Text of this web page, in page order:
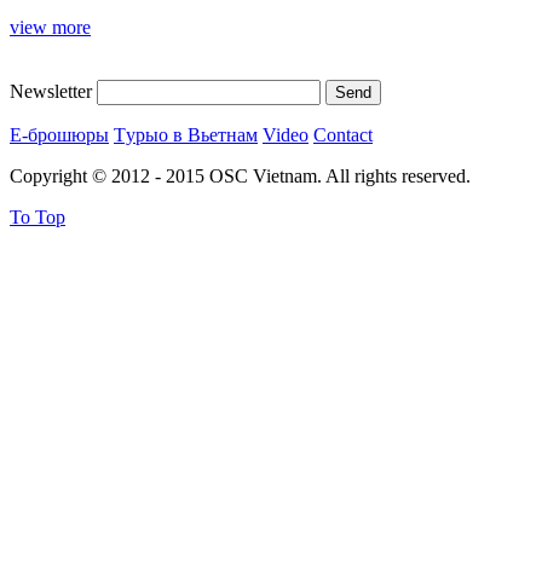
view more
Newsletter
Е-брошюры Tурыо в Вьетнам Video Contact
Copyright © 2012 - 2015 OSC Vietnam. All rights reserved.
To Top